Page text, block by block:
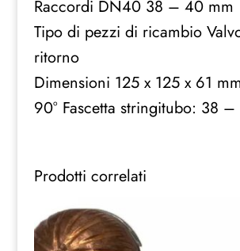
Raccordi DN40 38 – 40 mm
Tipo di pezzi di ricambio
ritorno
Dimensioni 125 x 125 x 61
90° Fascetta stringitubo: 38 –
Prodotti correlati